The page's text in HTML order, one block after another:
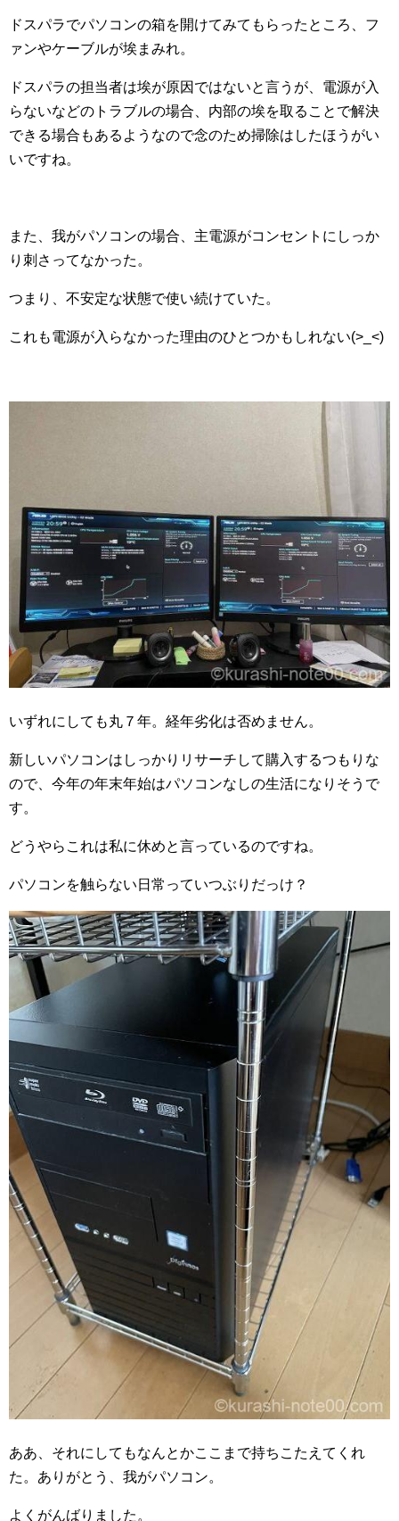
ドスパラでパソコンの箱を開けてみてもらったところ、フ
ァンやケーブルが埃まみれ。
ドスパラの担当者は埃が原因ではないと言うが、電源が入
らないなどのトラブルの場合、内部の埃を取ることで解決
できる場合もあるようなので念のため掃除はしたほうがい
いですね。
また、我がパソコンの場合、主電源がコンセントにしっか
り刺さってなかった。
つまり、不安定な状態で使い続けていた。
これも電源が入らなかった理由のひとつかもしれない(>_<)
いずれにしても丸７年。経年劣化は否めません。
新しいパソコンはしっかりリサーチして購入するつもりな
ので、今年の年末年始はパソコンなしの生活になりそうで
す。
どうやらこれは私に休めと言っているのですね。
パソコンを触らない日常っていつぶりだっけ？
ああ、それにしてもなんとかここまで持ちこたえてくれ
た。ありがとう、我がパソコン。
よくがんばりました。